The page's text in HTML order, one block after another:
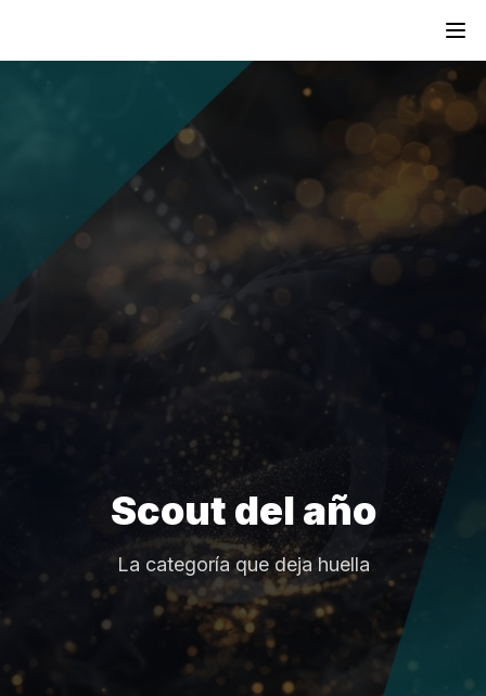
Scout del año
La categoría que deja huella